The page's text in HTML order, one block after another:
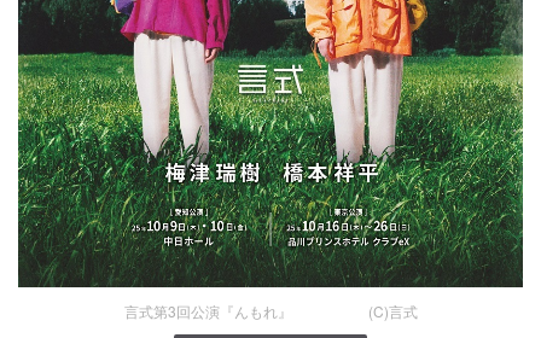
言式第3回公演『んもれ』 (C)言式